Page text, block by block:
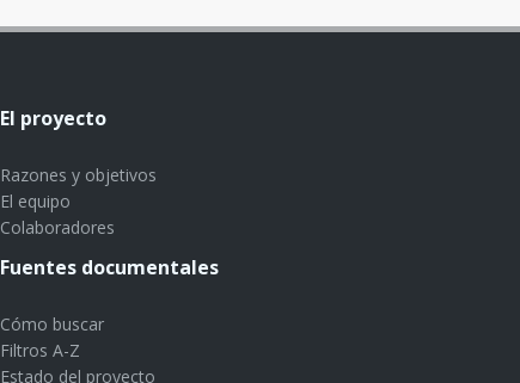
El proyecto
Razones y objetivos
El equipo
Colaboradores
Fuentes documentales
Cómo buscar
Filtros A-Z
Estado del proyecto